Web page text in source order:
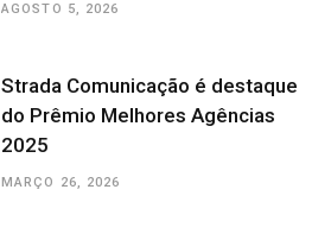
AGOSTO 5, 2026
Strada Comunicação é destaque
do Prêmio Melhores Agências
2025
MARÇO 26, 2026